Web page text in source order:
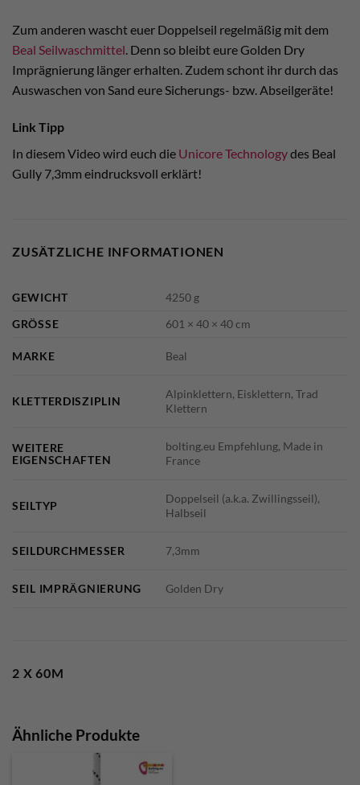
Zum anderen wascht euer Doppelseil regelmäßig mit dem
Beal Seilwaschmittel . Denn so bleibt eure Golden Dry
Imprägnierung länger erhalten. Zudem schont ihr durch das
Auswaschen von Sand eure Sicherungs- bzw. Abseilgeräte!
Link Tipp
In diesem Video wird euch die Unicore Technologydes Beal
Gully 7,3mm eindrucksvoll erklärt!
ZUSÄTZLICHE INFORMATIONEN
GEWICHT
4250 g
GRÖSSE
601 × 40 × 40 cm
MARKE Beal
KLETTERDISZIPLIN
Alpinklettern, Eisklettern, Trad
Klettern
WEITERE
EIGENSCHAFTEN
bolting.eu Empfehlung, Made in
France
SEILTYP
Doppelseil (a.k.a. Zwillingsseil),
Halbseil
SEILDURCHMESSER 7,3mm
SEIL IMPRÄGNIERUNG Golden Dry
2 X 60M
Ähnliche Produkte